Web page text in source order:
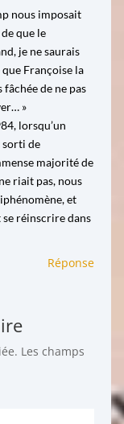
nous imposait
que le
je ne saurais
Françoise la
de ne pas
»
lorsqu’un
sorti de
majorité de
riait pas, nous
et
réinscrire dans
Réponse
Les champs